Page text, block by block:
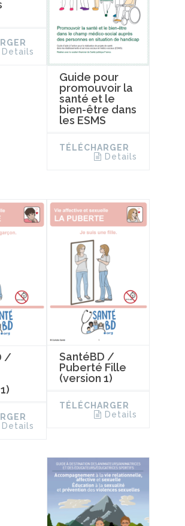
Details
Guide pour
promouvoir la
santé et le
bien-être dans
les ESMS
TÉLÉCHARGER
Details
/
Details
SantéBD /
Puberté Fille
(version 1)
TÉLÉCHARGER
Details